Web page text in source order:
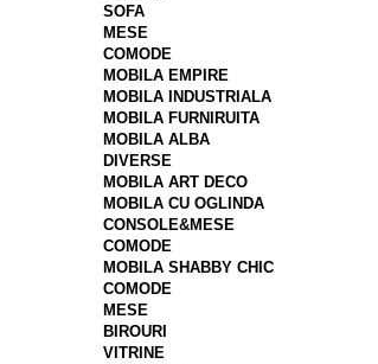
SOFA
MESE
COMODE
MOBILA EMPIRE
MOBILA INDUSTRIALA
MOBILA FURNIRUITA
MOBILA ALBA
DIVERSE
MOBILA ART DECO
MOBILA CU OGLINDA
CONSOLE&MESE
COMODE
MOBILA SHABBY CHIC
COMODE
MESE
BIROURI
VITRINE